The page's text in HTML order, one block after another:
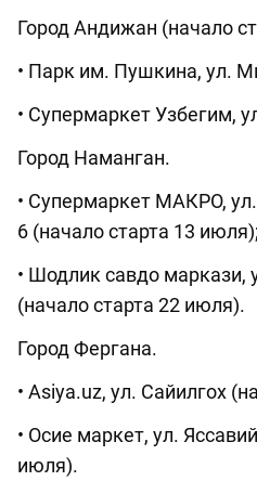
Город Андижан (начало
• Парк им. Пушкина, ул.
• Супермаркет Узбегим,
Город Наманган.
• Супермаркет МАКРО,
6 (начало старта 13 июля);
• Шодлик савдо маркази,
(начало старта 22 июля).
Город Фергана.
• Asiya.uz, ул. Сайилгох
• Осие маркет, ул.
июля).